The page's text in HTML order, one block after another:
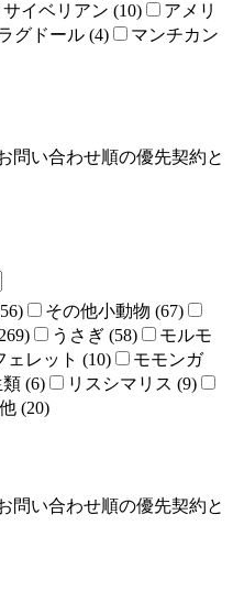
サイベリアン (10)
アメリ
グドール (4)
マンチカン
問い合わせ順の優先契約と
その他小動物 (67)
うさぎ (58)
モルモ
ェレット (10)
モモンガ
(6)
リスシマリス (9)
(20)
問い合わせ順の優先契約と